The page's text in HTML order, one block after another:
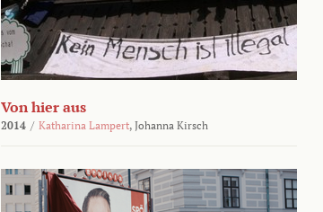
Von hier aus
2014 / Katharina Lampert, Johanna Kirsch